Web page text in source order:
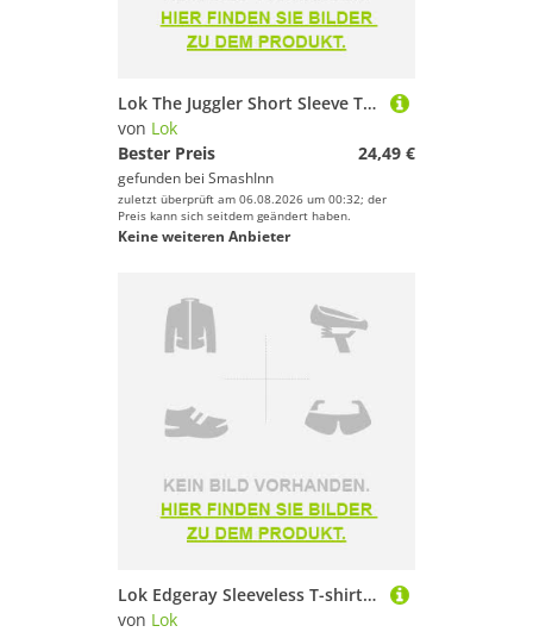
Lok The Juggler Short Sleeve T-shirt Schwarz L Mann
von Lok
Bester Preis
24,49 €
gefunden bei SmashInn
zuletzt überprüft am 06.08.2026 um 00:32; der
Preis kann sich seitdem geändert haben.
Keine weiteren Anbieter
Lok Edgeray Sleeveless T-shirt Grau XL Frau
von Lok